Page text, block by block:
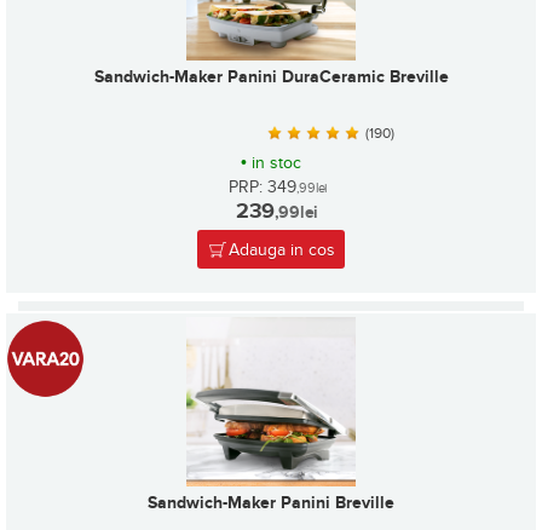
Sandwich-Maker Panini DuraCeramic Breville
(190)
• in stoc
PRP: 349,99 lei
239,99lei
Adauga in cos
Sandwich-Maker Panini Breville